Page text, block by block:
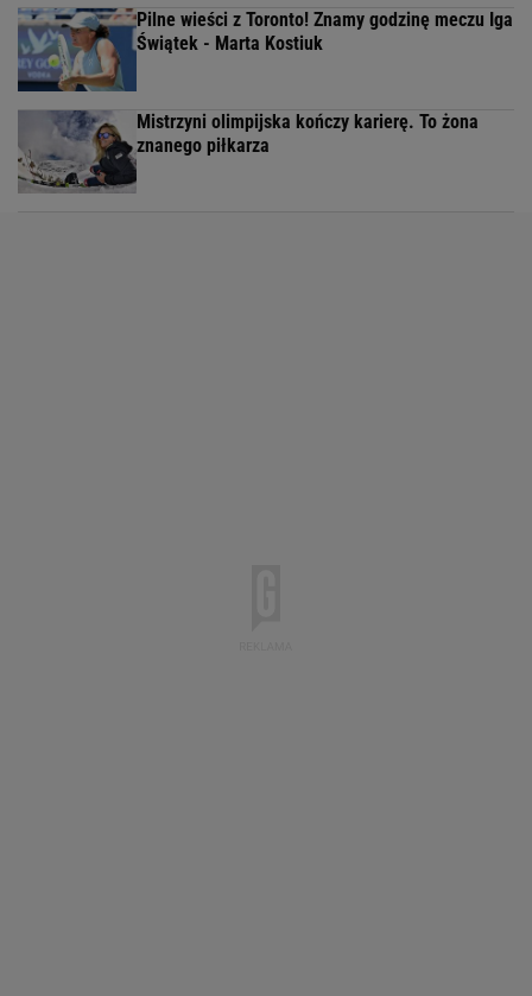
Pilne wieści z Toronto! Znamy godzinę meczu Iga
Świątek - Marta Kostiuk
Mistrzyni olimpijska kończy karierę. To żona
znanego piłkarza